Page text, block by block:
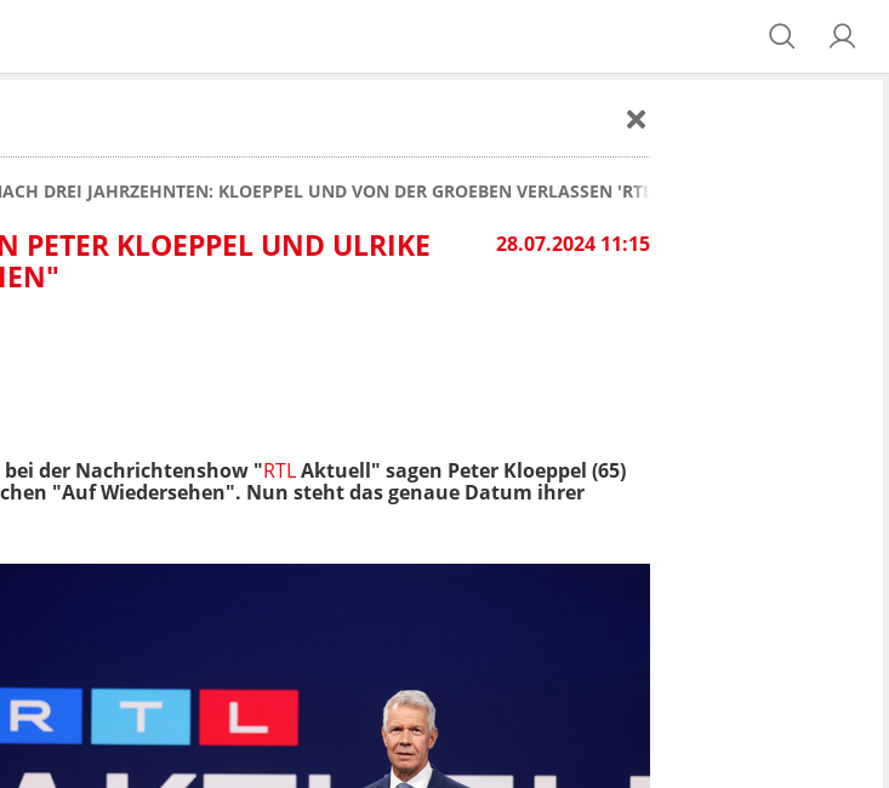
DREI JAHRZEHNTEN: KLOEPPEL UND VON DER GROEBEN VERLASSEN 'RTL AKTUELL'
28.07.2024 11:15
PETER KLOEPPEL UND ULRIKE
der Nachrichtenshow "RTLAktuell" sagen Peter Kloeppel (65)
"Auf Wiedersehen". Nun steht das genaue Datum ihrer